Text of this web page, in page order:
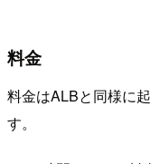
料金
料金はALBと同様に
す。